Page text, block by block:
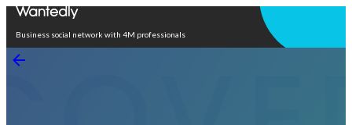
Business social network with 4M professionals